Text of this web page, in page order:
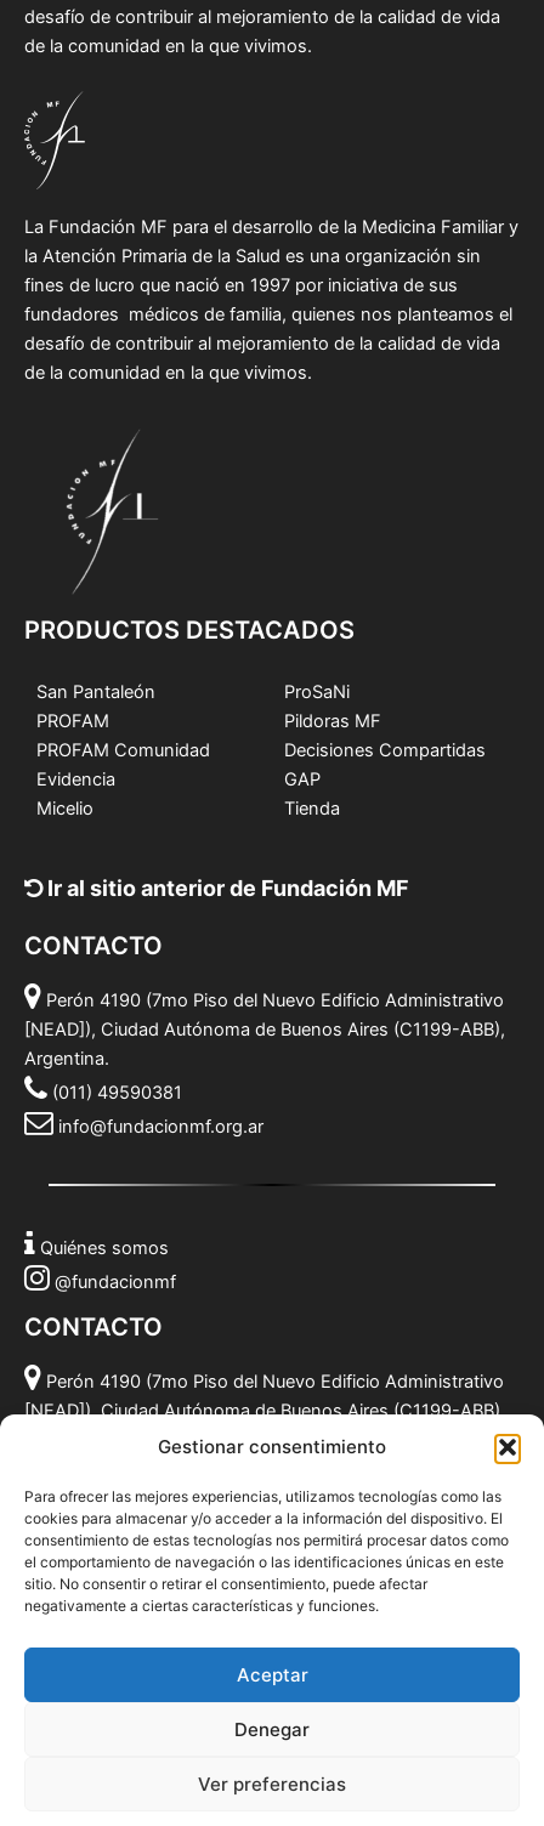
Gestionar consentimiento
Para ofrecer las mejores experiencias, utilizamos tecnologías como las
cookies para almacenar y/o acceder a la información del dispositivo. El
consentimiento de estas tecnologías nos permitirá procesar datos como
el comportamiento de navegación o las identificaciones únicas en este
sitio. No consentir o retirar el consentimiento, puede afectar
negativamente a ciertas características y funciones.
Aceptar
Denegar
Ver preferencias
desafío de contribuir al mejoramiento de la calidad de vida
de la comunidad en la que vivimos.
La Fundación MF para el desarrollo de la Medicina Familiar y
la Atención Primaria de la Salud es una organización sin
fines de lucro que nació en 1997 por iniciativa de sus
fundadores médicos de familia, quienes nos planteamos el
desafío de contribuir al mejoramiento de la calidad de vida
de la comunidad en la que vivimos.
PRODUCTOS DESTACADOS
San Pantaleón
PROFAM
PROFAM Comunidad
Evidencia
Micelio
ProSaNi
Pildoras MF
Decisiones Compartidas
GAP
Tienda
Ir al sitio anterior de Fundación MF
CONTACTO
Perón 4190 (7mo Piso del Nuevo Edificio Administrativo
[NEAD]), Ciudad Autónoma de Buenos Aires (C1199-ABB),
Argentina.
(011) 49590381
info@fundacionmf.org.ar
Quiénes somos
@fundacionmf
CONTACTO
Perón 4190 (7mo Piso del Nuevo Edificio Administrativo
[NEAD]), Ciudad Autónoma de Buenos Aires (C1199-ABB),
info@fundacionmf.org.ar
Politica de privacidad